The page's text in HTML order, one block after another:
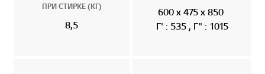
ПРИ СТИРКЕ (КГ)
8,5
600 x 475 x 850
Г' : 535 , Г" : 1015